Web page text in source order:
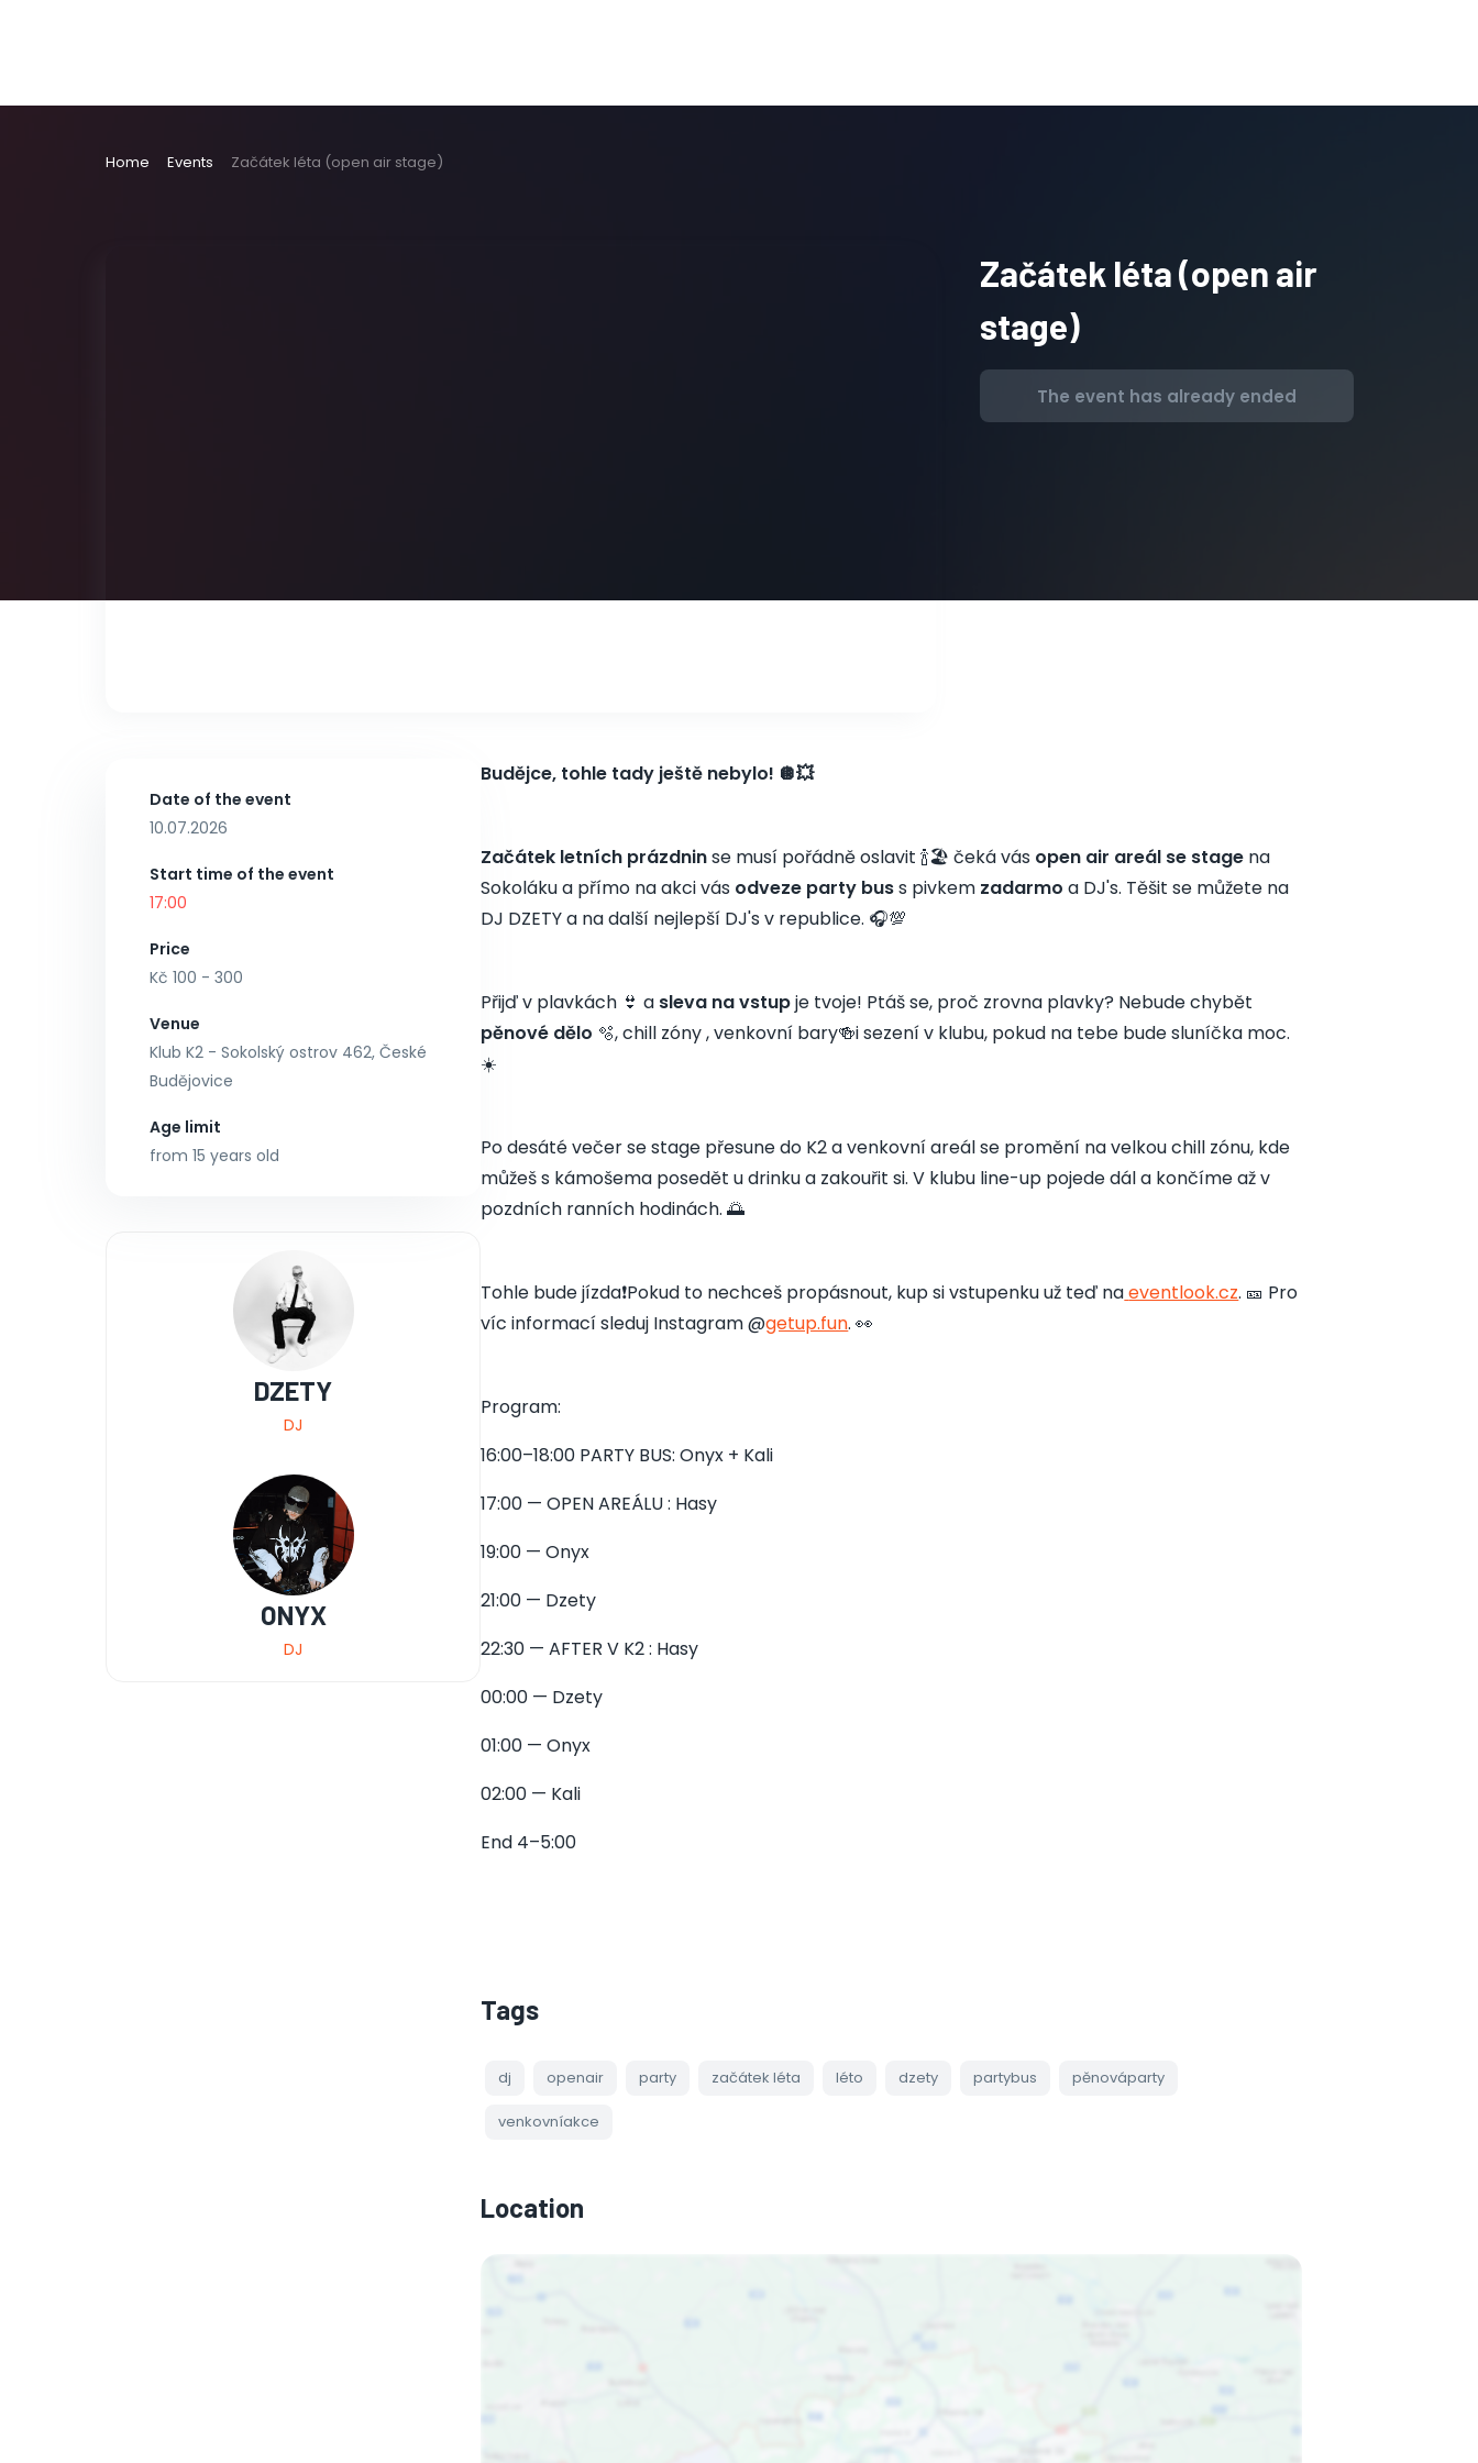
Home Events Začátek léta (open air stage)
Začátek léta (open air
stage)
The event has already ended
Date of the event
10.07.2026
Start time of the event
17:00
Price
Kč 100 - 300
Venue
Klub K2 - Sokolský ostrov 462, České
Budějovice
Age limit
from 15 years old
DZETY
DJ
ONYX
DJ
Budějce, tohle tady ještě nebylo! 🪩💥
Začátek letních prázdninse musí pořádně oslavit 🍾🏖️ čeká vás open air areál se stage na
Sokoláku a přímo na akci vás odveze party buss pivkem zadarmo a DJ's. Těšit se můžete na
DJ DZETY a na další nejlepší DJ's v republice. 🎧💯
Přijď v plavkách 👙 a sleva na vstupje tvoje! Ptáš se, proč zrovna plavky? Nebude chybět
pěnové dělo 🫧, chill zóny , venkovní bary🍻i sezení v klubu, pokud na tebe bude sluníčka moc.
☀️
Po desáté večer se stage přesune do K2 a venkovní areál se promění na velkou chill zónu, kde
můžeš s kámošema posedět u drinku a zakouřit si. V klubu line-up pojede dál a končíme až v
pozdních ranních hodinách. 🌅
Tohle bude jízda❗️Pokud to nechceš propásnout, kup si vstupenku už teď naeventlook.cz. 🎫 Pro
víc informací sleduj Instagram @getup.fun. 👀
Program:
16:00–18:00 PARTY BUS: Onyx + Kali
17:00 — OPEN AREÁLU : Hasy
19:00 — Onyx
21:00 — Dzety
22:30 — AFTER V K2 : Hasy
00:00 — Dzety
01:00 — Onyx
02:00 — Kali
End 4–5:00
Tags
dj openair party začátek léta léto dzety partybus pěnováparty
venkovníakce
Location